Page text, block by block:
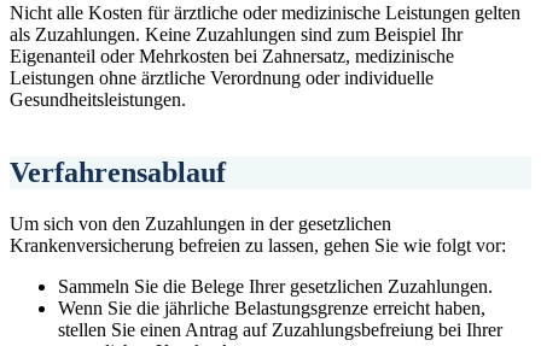
Nicht alle Kosten für ärztliche oder medizinische Leistungen gelten
als Zuzahlungen. Keine Zuzahlungen sind zum Beispiel Ihr
Eigenanteil oder Mehrkosten bei Zahnersatz, medizinische
Leistungen ohne ärztliche Verordnung oder individuelle
Gesundheitsleistungen.
Verfahrensablauf
Um sich von den Zuzahlungen in der gesetzlichen
Krankenversicherung befreien zu lassen, gehen Sie wie folgt vor:
Sammeln Sie die Belege Ihrer gesetzlichen Zuzahlungen.
Wenn Sie die jährliche Belastungsgrenze erreicht haben,
stellen Sie einen Antrag auf Zuzahlungsbefreiung bei Ihrer